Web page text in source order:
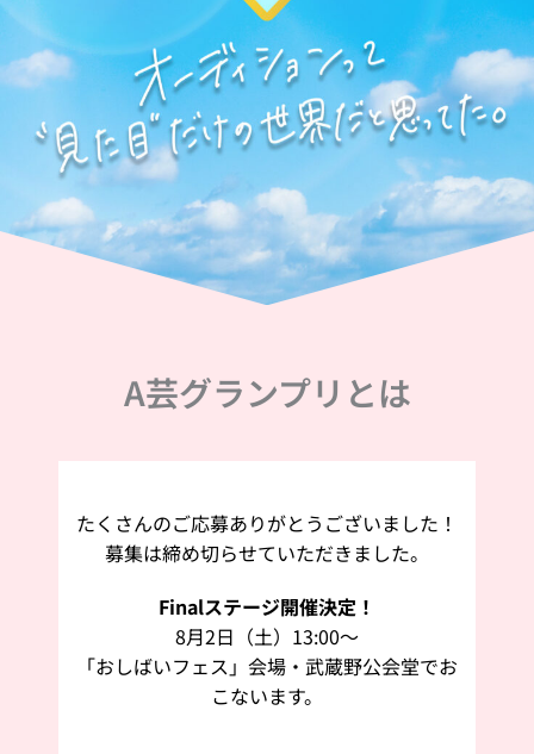
A芸グランプリとは
たくさんのご応募ありがとうございました！
募集は締め切らせていただきました。
Finalステージ開催決定！
8月2日（土）13:00〜
「おしばいフェス」会場・武蔵野公会堂でお
こないます。